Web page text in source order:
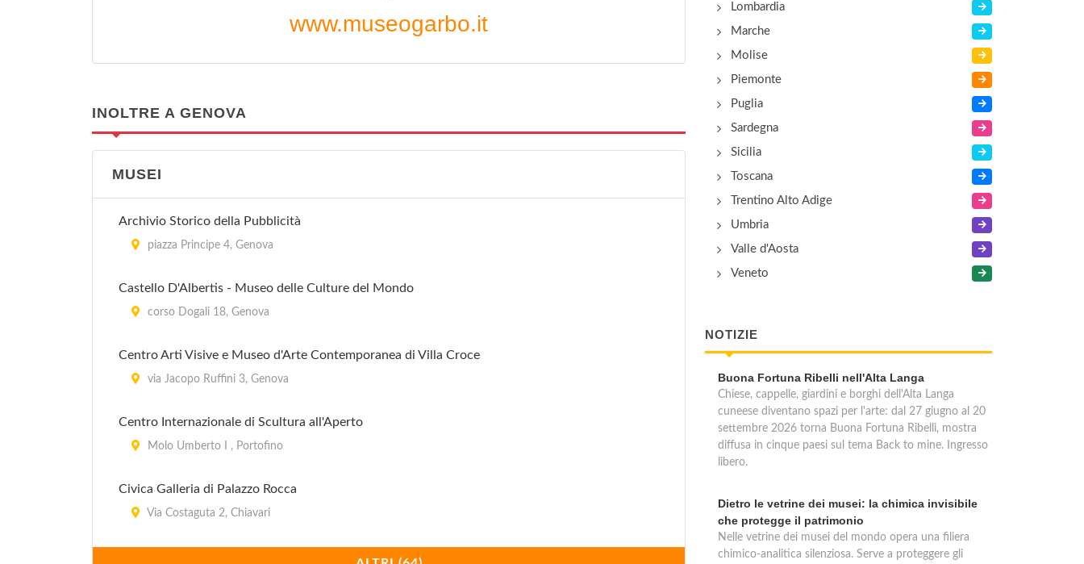
www.museogarbo.it
INOLTRE A GENOVA
MUSEI
Archivio Storico della Pubblicità
piazza Principe 4, Genova
Castello D'Albertis - Museo delle Culture del Mondo
corso Dogali 18, Genova
Centro Arti Visive e Museo d'Arte Contemporanea di Villa Croce
via Jacopo Ruffini 3, Genova
Centro Internazionale di Scultura all'Aperto
Molo Umberto I , Portofino
Civica Galleria di Palazzo Rocca
Via Costaguta 2, Chiavari
Lombardia
Marche
Molise
Piemonte
Puglia
Sardegna
Sicilia
Toscana
Trentino Alto Adige
Umbria
Valle d'Aosta
Veneto
NOTIZIE
Buona Fortuna Ribelli nell'Alta Langa
Chiese, cappelle, giardini e borghi dell'Alta Langa
cuneese diventano spazi per l'arte: dal 27 giugno al 20
settembre 2026 torna Buona Fortuna Ribelli, mostra
diffusa in cinque paesi sul tema Back to mine. Ingresso
libero.
Dietro le vetrine dei musei: la chimica invisibile
che protegge il patrimonio
Nelle vetrine dei musei del mondo opera una filiera
chimico-analitica silenziosa. Serve a proteggere gli